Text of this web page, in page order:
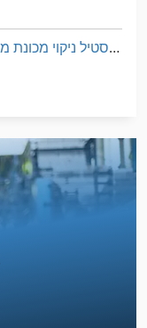
טקסטיל ניקוי מכונת מכונת כביסה תעשייתי מילוי כמות 22 ק ג